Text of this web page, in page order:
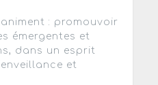
: promouvoir
émergentes et
dans un esprit
et